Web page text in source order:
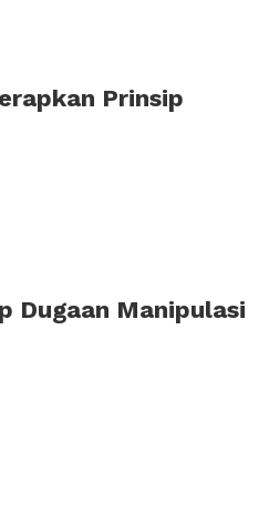
Prinsip
Dugaan Manipulasi